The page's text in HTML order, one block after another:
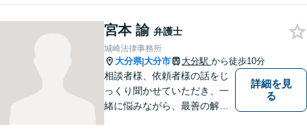
など幅広い問題に柔軟に対応
いたします。【駐車場あり】
宮本 諭 弁護士
城崎法律事務所
大分県|大分市 大分駅 から徒歩10分
相談者様、依頼者様の話をじ
っくり聞かせていただき、一
緒に悩みながら、最善の解決
詳細を見
る